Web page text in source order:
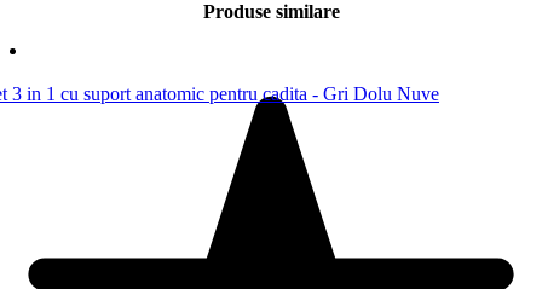
Produse similare